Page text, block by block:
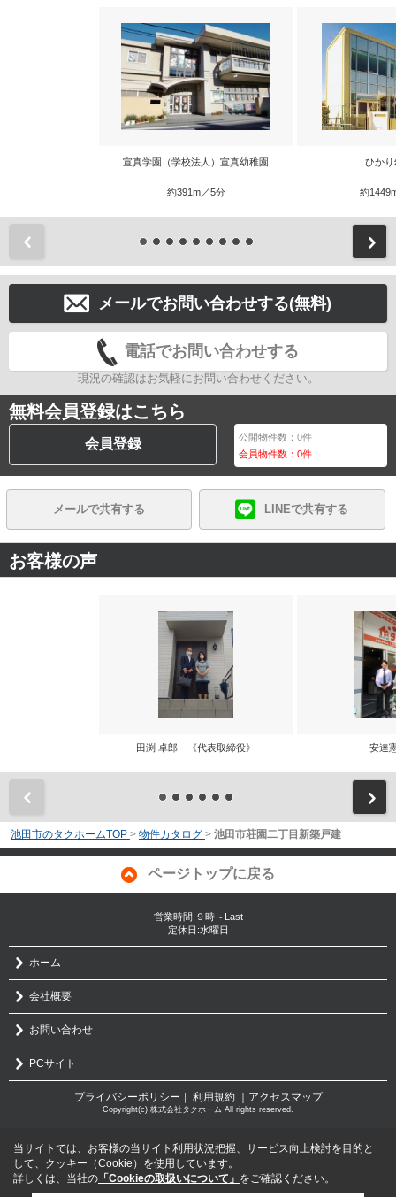
宣真学園（学校法人）宣真幼稚園
約391m／5分
ひかり
約
メールでお問い合わせする(無料)
電話でお問い合わせする
現況の確認はお気軽にお問い合わせください。
無料会員登録はこちら
会員登録 公開物件数：0件
会員物件数：0件
メールで共有する LINEで共有する
お客様の声
田渕 卓郎 《代表取締役》 安達
池田市のタクホームTOP > 物件カタログ > 池田市荘園二丁目新築戸建
ページトップに戻る
営業時間:９時～Last
定休日:水曜日
ホーム
会社概要
お問い合わせ
PCサイト
プライバシーポリシー 利用規約 ｜アクセスマップ
Copyright(c) 株式会社タクホーム All rights reserved.
当サイトでは、お客様の当サイト利用状況把握、サービス向上検討を目的と
して、クッキー（Cookie）を使用しています。
詳しくは、当社の 「Cookieの取扱いについて」 をご確認ください。